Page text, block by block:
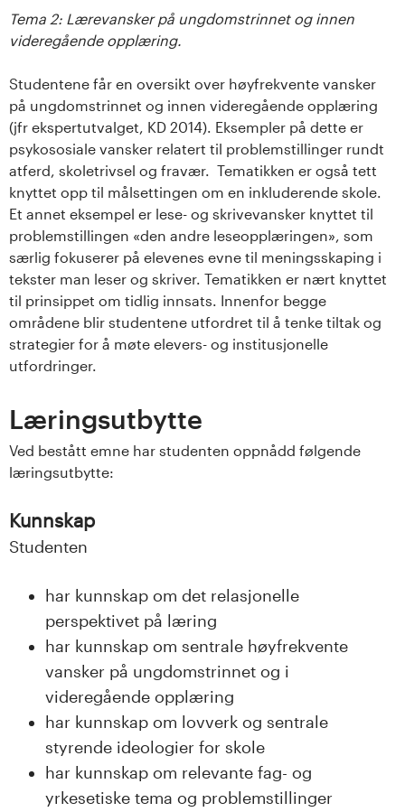
n
n
a
n
d
e
t
Tema 2: Lærevansker på ungdomstrinnet og innen
videregående opplæring.
Studentene får en oversikt over høyfrekvente vansker
på ungdomstrinnet og innen videregående opplæring
(jfr ekspertutvalget, KD 2014). Eksempler på dette er
psykososiale vansker relatert til problemstillinger rundt
atferd, skoletrivsel og fravær. Tematikken er også tett
knyttet opp til målsettingen om en inkluderende skole.
Et annet eksempel er lese- og skrivevansker knyttet til
problemstillingen «den andre leseopplæringen», som
særlig fokuserer på elevenes evne til meningsskaping i
tekster man leser og skriver. Tematikken er nært knyttet
til prinsippet om tidlig innsats. Innenfor begge
områdene blir studentene utfordret til å tenke tiltak og
strategier for å møte elevers- og institusjonelle
utfordringer.
Læringsutbytte
Ved bestått emne har studenten oppnådd følgende
læringsutbytte:
Kunnskap
Studenten
har kunnskap om det relasjonelle
perspektivet på læring
har kunnskap om sentrale høyfrekvente
vansker på ungdomstrinnet og i
videregående opplæring
har kunnskap om lovverk og sentrale
styrende ideologier for skole
har kunnskap om relevante fag- og
yrkesetiske tema og problemstillinger